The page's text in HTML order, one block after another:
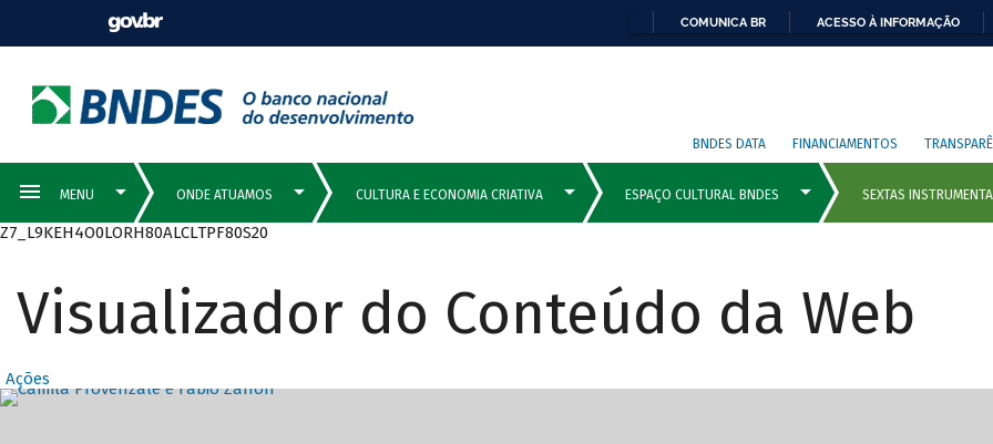
COMUNICA BR ACESSO À INFORMAÇÃO
BNDES DATA FINANCIAMENTOS
Z7_L9KEH4O0LORH80ALCLTPF80S20
Visualizador do Conteúdo da Web
Ações
Destaques Principais com